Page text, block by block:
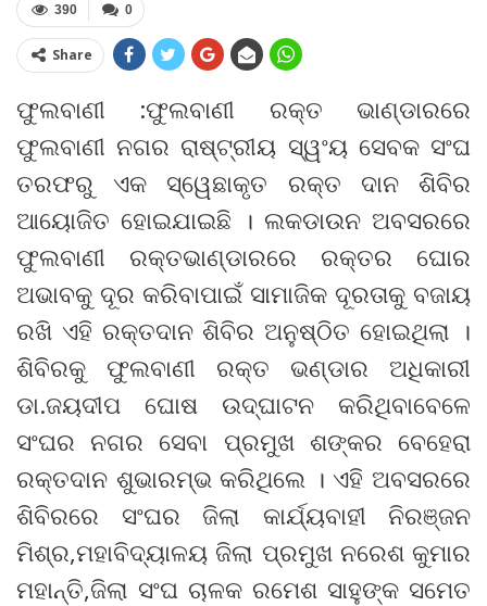
0
390
Share
ଫୁଲବାଣୀ :ଫୁଲବାଣୀ ରକ୍ତ ଭାଣ୍ଡାରରେ
ଫୁଲବାଣୀ ନଗର ରାଷ୍ଟ୍ରୀୟ ସ୍ୱଂୟ ସେବକ ସଂଘ
ତରଫରୁ ଏକ ସ୍ୱେଛାକୃତ ରକ୍ତ ଦାନ ଶିବିର
ଆୟୋଜିତ ହୋଇଯାଇଛି । ଲକଡାଉନ ଅବସରରେ
ଫୁଲବାଣୀ ରକ୍ତଭାଣ୍ଡାରରେ ରକ୍ତର ଘୋର
ଅଭାବକୁ ଦୂର କରିବାପାଇଁ ସାମାଜିକ ଦୂରତାକୁ ବଜାୟ
ରଖି ଏହି ରକ୍ତଦାନ ଶିବିର ଅନୁଷ୍ଠିତ ହୋଇଥିଲା ।
ଶିବିରକୁ ଫୁଲବାଣୀ ରକ୍ତ ଭଣ୍ଡାର ଅଧିକାରୀ
ଡା.ଜୟଦୀପ ଘୋଷ ଉଦ୍‌ଘାଟନ କରିଥିବାବେଳେ
ସଂଘର ନଗର ସେବା ପ୍ରମୁଖ ଶଙ୍କର ବେହେରା
ରକ୍ତଦାନ ଶୁଭାରମ୍ଭ କରିଥିଲେ । ଏହି ଅବସରରେ
ଶିବିରରେ ସଂଘର ଜିଲା କାର୍ଯ୍ୟବାହୀ ନିରଞ୍ଜନ
ମିଶ୍ର,ମହାବିଦ୍ୟାଳୟ ଜିଲା ପ୍ରମୁଖ ନରେଶ କୁମାର
ମହାନ୍ତି,ଜିଲା ସଂଘ ଚାଳକ ରମେଶ ସାହୁଙ୍କ ସମେତ